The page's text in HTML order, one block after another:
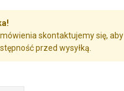
skontaktujemy się, aby
przed wysyłką.